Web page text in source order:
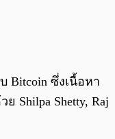
0:00 / 0:00
Bitcoin ซึ่งเนื้อหา
Shilpa Shetty, Raj